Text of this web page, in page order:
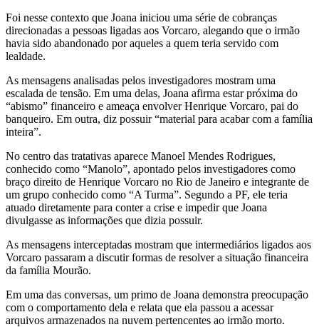
Foi nesse contexto que Joana iniciou uma série de cobranças
direcionadas a pessoas ligadas aos Vorcaro, alegando que o irmão
havia sido abandonado por aqueles a quem teria servido com
lealdade.
As mensagens analisadas pelos investigadores mostram uma
escalada de tensão. Em uma delas, Joana afirma estar próxima do
“abismo” financeiro e ameaça envolver Henrique Vorcaro, pai do
banqueiro. Em outra, diz possuir “material para acabar com a família
inteira”.
No centro das tratativas aparece Manoel Mendes Rodrigues,
conhecido como “Manolo”, apontado pelos investigadores como
braço direito de Henrique Vorcaro no Rio de Janeiro e integrante de
um grupo conhecido como “A Turma”. Segundo a PF, ele teria
atuado diretamente para conter a crise e impedir que Joana
divulgasse as informações que dizia possuir.
As mensagens interceptadas mostram que intermediários ligados aos
Vorcaro passaram a discutir formas de resolver a situação financeira
da família Mourão.
Em uma das conversas, um primo de Joana demonstra preocupação
com o comportamento dela e relata que ela passou a acessar
arquivos armazenados na nuvem pertencentes ao irmão morto.